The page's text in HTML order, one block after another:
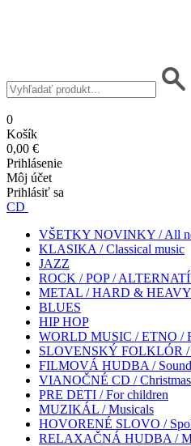
0
Košík
0,00 €
Prihlásenie
Môj účet
Prihlásiť sa
CD
VŠETKY NOVINKY / All
KLASIKA / Classical music
JAZZ
ROCK / POP /
METAL / HARD & HEAVY
BLUES
HIP HOP
WORLD MUSIC / ETNO /
SLOVENSKÝ FOLKLÓR /
FILMOVÁ HUDBA /
VIANOČNÉ CD /
PRE DETI / For children
MUZIKÁL / Musicals
HOVORENÉ SLOVO /
RELAXAČNÁ HUDBA /